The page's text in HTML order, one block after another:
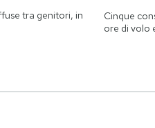
tra genitori, in
Cinque
ore di volo